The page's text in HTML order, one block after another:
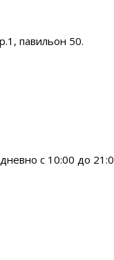
павильон 50.
с 10:00 до